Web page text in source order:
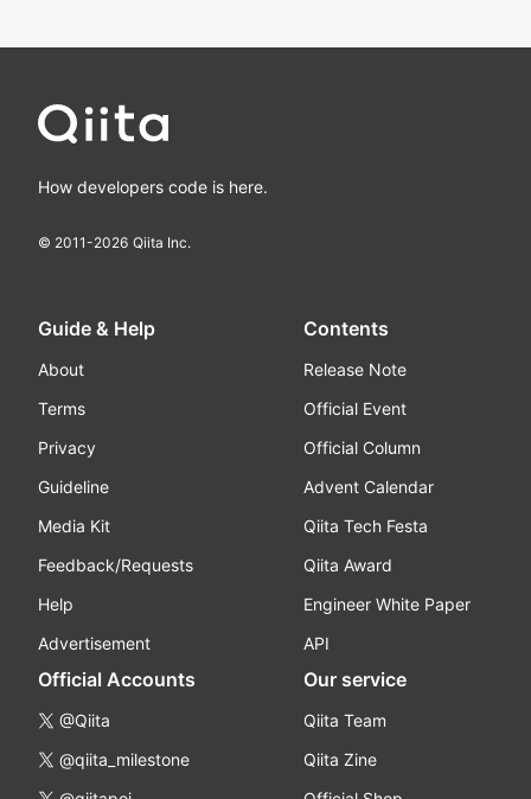
How developers code is here.
© 2011-2026 Qiita Inc.
Guide & Help
About
Terms
Privacy
Guideline
Media Kit
Feedback/Requests
Help
Advertisement
Contents
Release Note
Official Event
Official Column
Advent Calendar
Qiita Tech Festa
Qiita Award
Engineer White Paper
API
Official Accounts
@Qiita
@qiita_milestone
Our service
Qiita Team
Qiita Zine